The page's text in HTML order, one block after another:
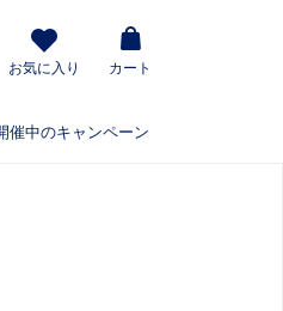
お気に入り カート
催中のキャンペーン